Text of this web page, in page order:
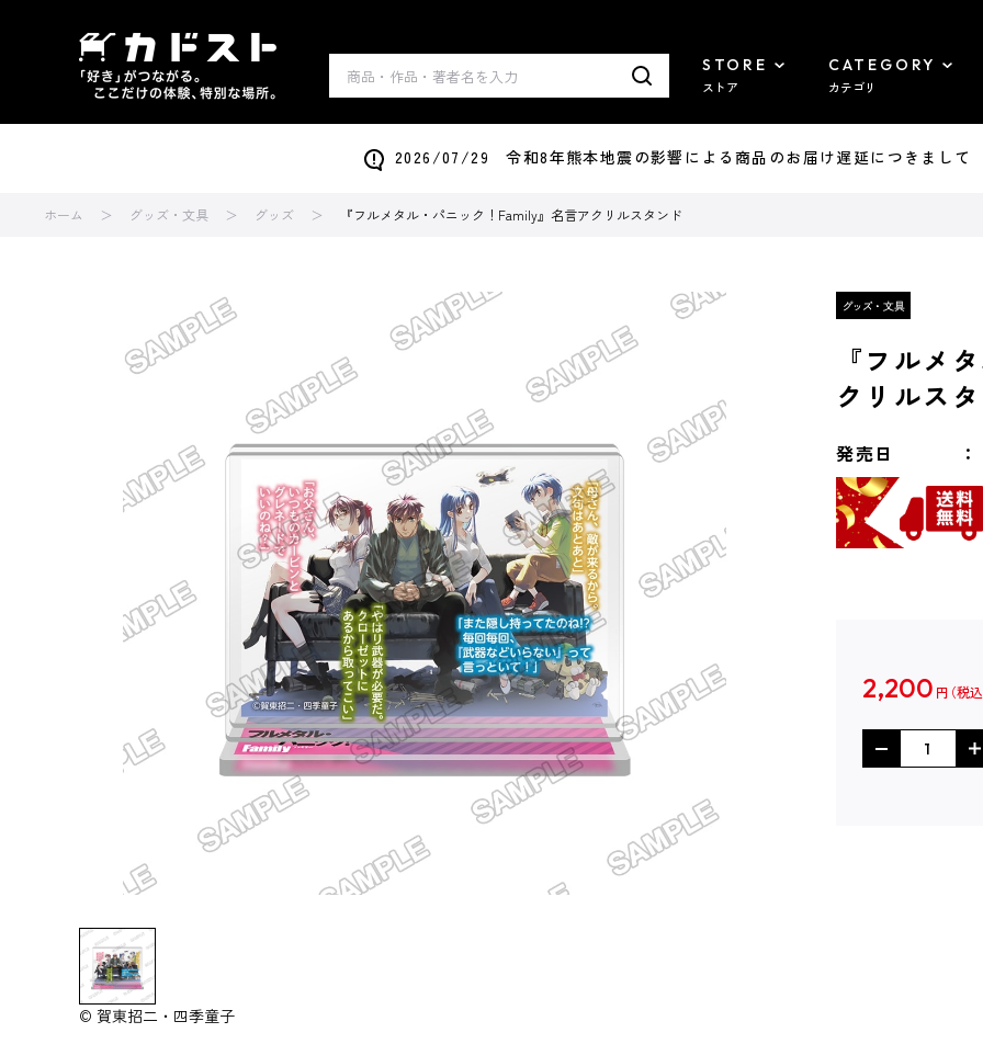
STORE
ストア
CATEGORY
カテゴリ
2026/07/29 令和8年熊本地震の影響による商品のお届け遅延につきまして
ホーム グッズ・文具 グッズ 『フルメタル・パニック！Family』名言アクリルスタンド
© 賀東招二・四季童子
『フルメ
クリルス
発売日
2,200 円